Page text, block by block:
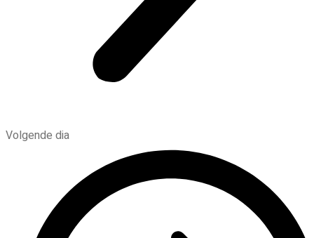
Volgende dia